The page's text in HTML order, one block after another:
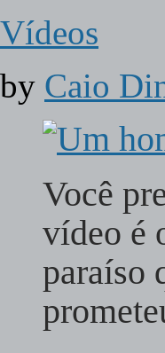
Vídeos
by Caio
Você
vídeo é
paraíso